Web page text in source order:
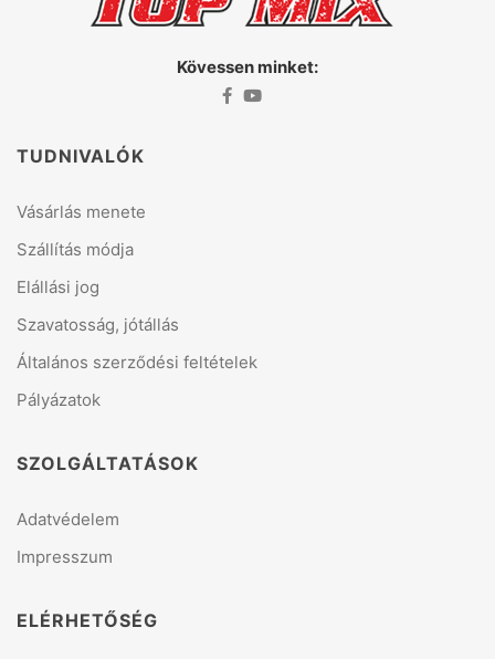
Kövessen minket:
TUDNIVALÓK
Vásárlás menete
Szállítás módja
Elállási jog
Szavatosság, jótállás
Általános szerződési feltételek
Pályázatok
SZOLGÁLTATÁSOK
Adatvédelem
Impresszum
ELÉRHETŐSÉG